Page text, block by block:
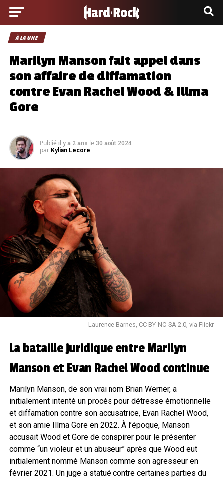
À LA UNE
Marilyn Manson fait appel dans
son affaire de diffamation
contre Evan Rachel Wood & Illma
Gore
Publié il y a 2 ans le 30 août 2024
par Kylian Lecore
Laurence Barnes, CC BY-NC-SA 2.0, via Flickr
La bataille juridique entre Marilyn
Manson et Evan Rachel Wood continue
Marilyn Manson, de son vrai nom Brian Werner, a
initialement intenté un procès pour détresse émotionnelle
et diffamation contre son accusatrice, Evan Rachel Wood,
et son amie Illma Gore en 2022. À l’époque, Manson
accusait Wood et Gore de conspirer pour le présenter
comme “un violeur et un abuseur” après que Wood eut
initialement nommé Manson comme son agresseur en
février 2021. Un juge a statué contre certaines parties du